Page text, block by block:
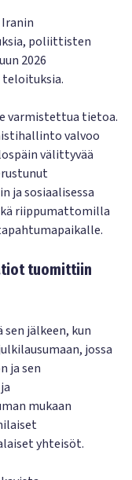
poliittisten
2026
varmistettua tietoa.
valvoo
välittyvää
ja sosiaalisessa
riippumattomilla
tuomittiin
jälkeen, kun
jossa
ja sen
mukaan
yhteisöt.